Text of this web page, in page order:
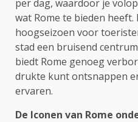
per dag, waardoor je
wat Rome te bieden
hoogseizoen voor
stad een bruisend
biedt Rome genoeg
drukte kunt ontsnappen
ervaren.
De Iconen van Rome